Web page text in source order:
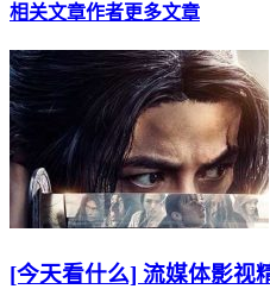
相关文章作者更多文章
[今天看什么] 流媒体影视